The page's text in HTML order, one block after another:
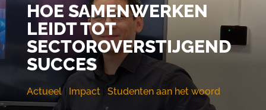
HOE SAMENWERKEN
LEIDT TOT
SECTOROVERSTIJGEND
SUCCES
Actueel| Impact| Studenten aan het woord